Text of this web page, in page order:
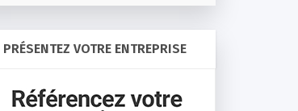
PRÉSENTEZ VOTRE ENTREPRISE